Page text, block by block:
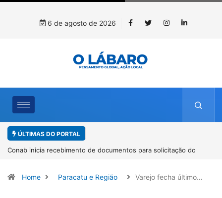
6 de agosto de 2026
ÚLTIMAS DO PORTAL
Workshop internacional debate futuro da piscicultura com
Home Paracatu e Região Varejo fecha último…